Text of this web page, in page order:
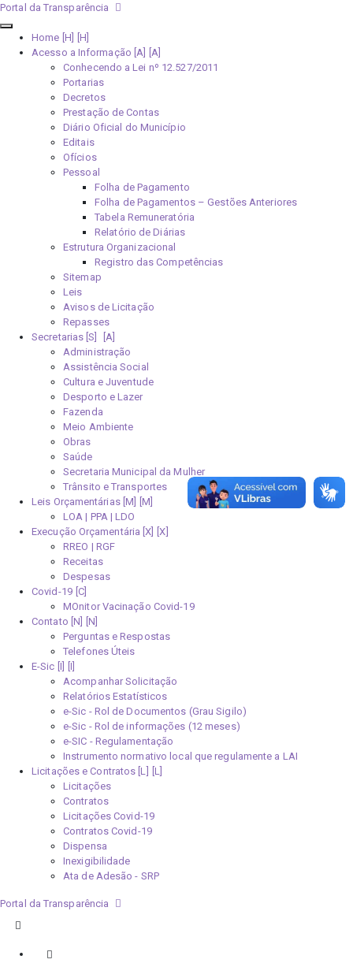
Portal da Transparência
Home [H]
Acesso a Informação [A]
Conhecendo a Lei nº 12.527/2011
Portarias
Decretos
Prestação de Contas
Diário Oficial do Município
Editais
Ofícios
Pessoal
Folha de Pagamento
Folha de Pagamentos – Gestões Anteriores
Tabela Remuneratória
Relatório de Diárias
Estrutura Organizacional
Registro das Competências
Sitemap
Leis
Avisos de Licitação
Repasses
Secretarias [S]
Administração
Assistência Social
Cultura e Juventude
Desporto e Lazer
Fazenda
Meio Ambiente
Obras
Saúde
Secretaria Municipal da Mulher
Trânsito e Transportes
Leis Orçamentárias [M]
LOA | PPA | LDO
Execução Orçamentária [X]
RREO | RGF
Receitas
Despesas
Covid-19
MOnitor Vacinação Covid-19
Contato [N]
Perguntas e Respostas
Telefones Úteis
E-Sic [I]
Acompanhar Solicitação
Relatórios Estatísticos
e-Sic - Rol de Documentos (Grau Sigilo)
e-Sic - Rol de informações (12 meses)
e-SIC - Regulamentação
Instrumento normativo local que regulamente a LAI
Licitações e Contratos [L]
Licitações
Contratos
Licitações Covid-19
Contratos Covid-19
Dispensa
Inexigibilidade
Ata de Adesão - SRP
Portal da Transparência